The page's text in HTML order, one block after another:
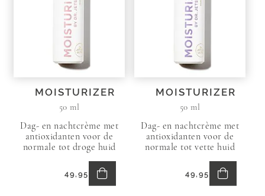
MOISTURIZER
50 ml
Dag- en nachtcrème met
antioxidanten voor de
normale tot droge huid
49,95
In
Winkelmand
MOISTURIZER
50 ml
Dag- en nachtcrème met
antioxidanten voor de
normale tot vette huid
49,95
In